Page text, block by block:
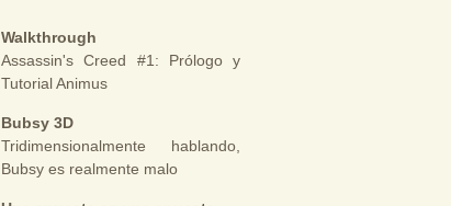
Walkthrough
Assassin's Creed #1: Prólogo y
Tutorial Animus
Bubsy 3D
Tridimensionalmente hablando,
Bubsy es realmente malo